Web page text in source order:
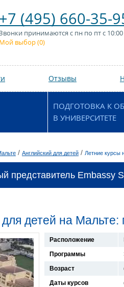
+7 (495) 660-35-
принимаются с пн по пт с 10:00
Мой выбор (0)
Отзывы
ПОДГОТОВКА К
В УНИВЕРСИТЕТЕ
/ Английский для детей / Летние курсы
представитель Embassy
детей на
Расположение
Программы
Возраст
Даты курсов